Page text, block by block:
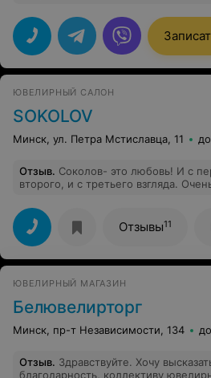
к ребёнку. Я стараюсь приучать
самостоятельности, и продавец
это. Показывая серёжки,
доченькой, очень уважительно
Спасибо!
ЮВЕЛИРНЫЙ САЛОН
SOKOLOV
Минск, ул. Петра Мстиславца, 11
Отзыв. Соколов- это любовь! И с
второго, и с третьего взгляда.
девочки вежливые, обходительные,
серьги мечты
Отзывы11
ЮВЕЛИРНЫЙ МАГАЗИН
Белювелирторг
Минск, пр-т Независимости, 134
Отзыв. Здравствуйте. Хочу
благодарность, коллективу